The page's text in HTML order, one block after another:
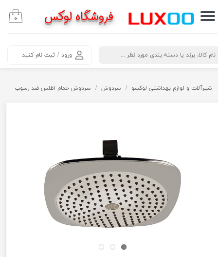
​جستجو ورود / ثبت نام کنید
حساب کاربری من
خروج از حساب کاربری
۰ فروشگاه لوکس
شیرآلات و لوازم بهداشتی لوکسو سردوش سردوش حمام اطلس ضد رسوب